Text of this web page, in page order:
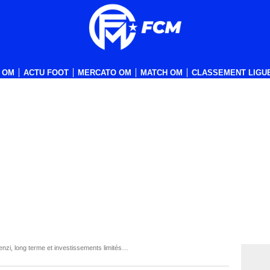
ACTU FOOT MERCATO OM MATCH OM CLASSEMENT
long terme et investissements limités…